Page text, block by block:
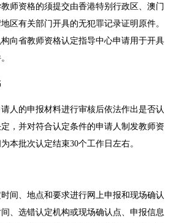
师资格的须提交由香港特别行政区、澳门
区有关部门开具的无犯罪记录证明原件。
向省教师资格认定指导中心申请用于开具
人的申报材料进行审核后依法作出是否认
，并对符合认定条件的申请人制发教师资
本批次认定结束30个工作日左右。
时间、地点和要求进行网上申报和现场确认
、选错认定机构或现场确认点、申报信息